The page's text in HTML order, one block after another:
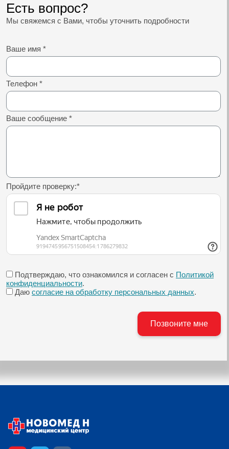
Есть вопрос?
Мы свяжемся с Вами, чтобы уточнить подробности
Ваше имя *
Телефон *
Ваше сообщение *
Пройдите проверку:*
Подтверждаю, что ознакомился и согласен с Политикой
конфиденциальности.
Даю согласие на обработку персональных данных.